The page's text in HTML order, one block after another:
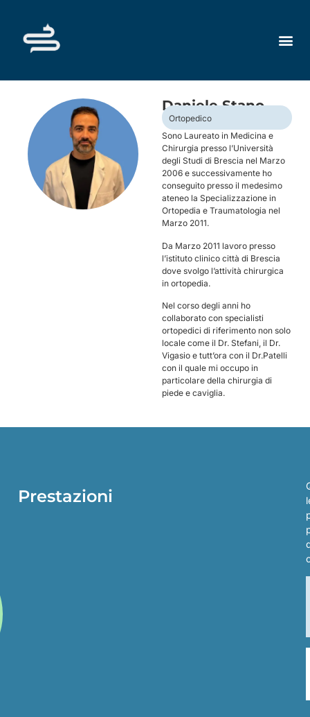
Daniele Stano
Ortopedico
Sono Laureato in Medicina e
Chirurgia presso l’Università
degli Studi di Brescia nel Marzo
2006 e successivamente ho
conseguito presso il medesimo
ateneo la Specializzazione in
Ortopedia e Traumatologia nel
Marzo 2011.
Da Marzo 2011 lavoro presso
l’istituto clinico città di Brescia
dove svolgo l’attività chirurgica
in ortopedia.
Nel corso degli anni ho
collaborato con specialisti
ortopedici di riferimento non solo
locale come il Dr. Stefani, il Dr.
Vigasio e tutt’ora con il Dr.Patelli
con il quale mi occupo in
particolare della chirurgia di
piede e caviglia.
Prestazioni